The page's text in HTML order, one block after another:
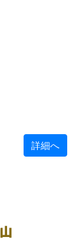
詳細へ